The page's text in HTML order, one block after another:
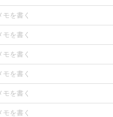
モを書く
モを書く
モを書く
モを書く
モを書く
モを書く